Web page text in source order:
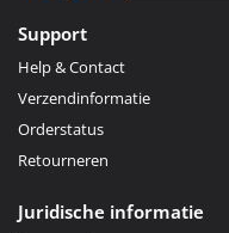
Support
Help & Contact
Verzendinformatie
Orderstatus
Retourneren
Juridische informatie